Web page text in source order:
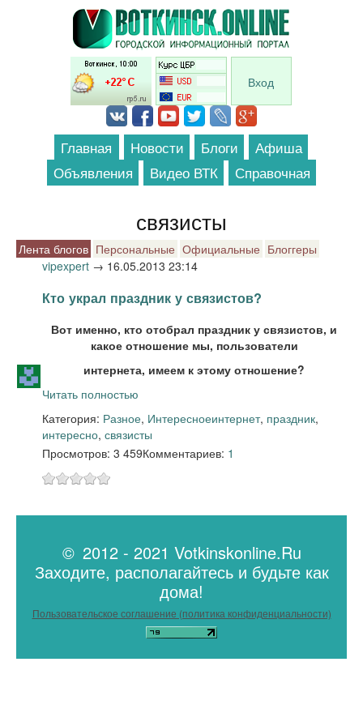
Перейти к основному содержанию
Вход
Главная Новости Блоги
Афиша
Объявления
Видео ВТК Справочная
связисты
Лента блогов Персональные Официальные Блоггеры
vipexpert → 16.05.2013 23:14
Кто украл праздник у связистов?
Вот именно, кто отобрал праздник у связистов, и
какое отношение мы, пользователи
интернета, имеем к этому отношение?
Читать полностью
Категория: Разное, Интересноеинтернет, праздник,
интересно, связисты
Просмотров: 3 459Комментариев: 1
© 2012 - 2021 Votkinskonline.Ru
Заходите, располагайтесь и будьте как
дома!
Пользовательское соглашение (политика конфиденциальности)